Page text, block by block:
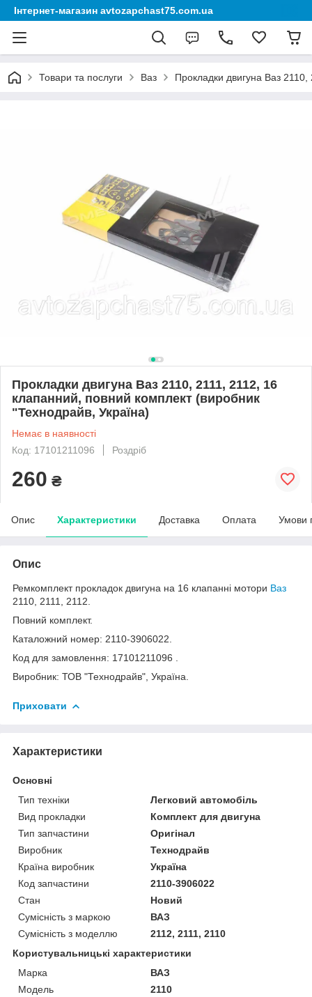
Інтернет-магазин avtozapchast75.com.ua
Товари та послуги Ваз Прокладки двигуна Ваз
Прокладки двигуна Ваз 2110, 2111, 2112, 16
клапанний, повний комплект (виробник
"Технодрайв, Україна)
Немає в наявності
Код: 17101211096
Роздріб
260 ₴
Опис Характеристики Доставка Оплата Умови
Опис
Ремкомплект прокладок двигуна на 16 клапанні мотори Ваз
2110, 2111, 2112.
Повний комплект.
Каталожний номер: 2110-3906022.
Код для замовлення: 17101211096 .
Виробник: ТОВ "Технодрайв", Україна.
Приховати
Характеристики
Основні
Тип техніки
Легковий автомобіль
Вид прокладки
Комплект для двигуна
Тип запчастини
Оригінал
Виробник
Технодрайв
Країна виробник
Україна
Код запчастини
2110-3906022
Стан
Новий
Сумісність з маркою
ВАЗ
Сумісність з моделлю
2112, 2111, 2110
Користувальницькі характеристики
Марка
ВАЗ
Модель
2110